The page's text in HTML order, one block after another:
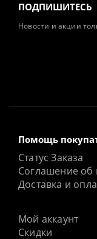
ПОДПИШИТЕСЬ
Новости и акции
Помощь
Статус Заказа
Соглашение об
Доставка и
Мой аккаунт
Скидки